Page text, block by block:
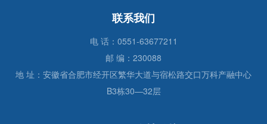
联系我们
电 话：0551-63677211
邮 编：230088
地 址：安徽省合肥市经开区繁华大道与宿松路交口万科产融中心
B3栋30—32层